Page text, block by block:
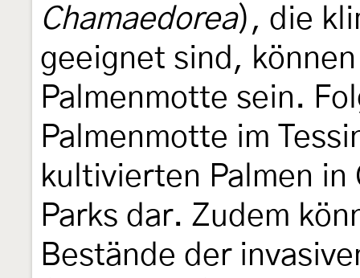
Chamaedorea), die
geeignet sind,
Palmenmotte sein.
Palmenmotte im
kultivierten Palmen
Parks dar. Zudem
Bestände der